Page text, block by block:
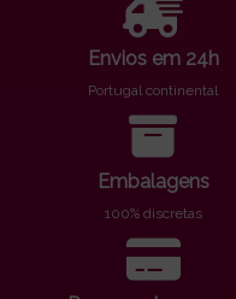
Envios em 24h
Portugal continental
Embalagens
100% discretas